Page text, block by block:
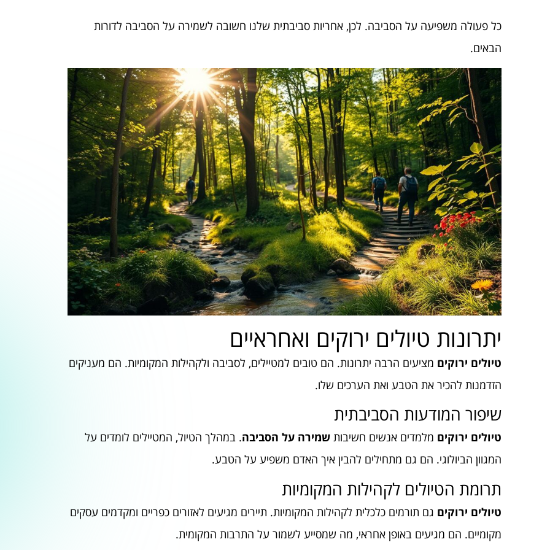
כל פעולה משפיעה על הסביבה. לכן, אחריות סביבתית שלנו חשובה לשמירה על הסביבה לדורות
הבאים.
יתרונות טיולים ירוקים ואחראיים
טיולים ירוקים מציעים הרבה יתרונות. הם טובים למטיילים, לסביבה ולקהילות המקומיות. הם מעניקים
הזדמנות להכיר את הטבע ואת הערכים שלו.
שיפור המודעות הסביבתית
טיולים ירוקים מלמדים אנשים חשיבות שמירה על הסביבה. במהלך הטיול, המטיילים לומדים על
המגוון הביולוגי. הם גם מתחילים להבין איך האדם משפיע על הטבע.
תרומת הטיולים לקהילות המקומיות
טיולים ירוקים גם תורמים כלכלית לקהילות המקומיות. תיירים מגיעים לאזורים כפריים ומקדמים עסקים
מקומיים. הם מגיעים באופן אחראי, מה שמסייע לשמור על התרבות המקומית.